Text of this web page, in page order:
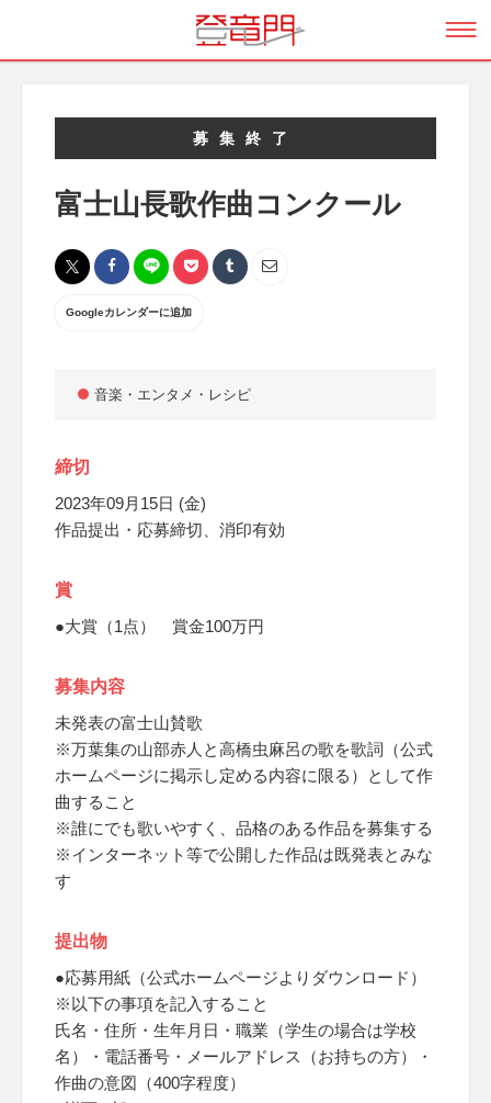
募集終了
富士山長歌作曲コンクール
Googleカレンダーに追加
音楽・エンタメ・レシピ
締切
2023年09月15日 (金)
作品提出・応募締切、消印有効
賞
●大賞（1点） 賞金100万円
募集内容
未発表の富士山賛歌
※万葉集の山部赤人と高橋虫麻呂の歌を歌詞（公式
ホームページに掲示し定める内容に限る）として作
曲すること
※誰にでも歌いやすく、品格のある作品を募集する
※インターネット等で公開した作品は既発表とみな
す
提出物
●応募用紙（公式ホームページよりダウンロード）
※以下の事項を記入すること
氏名・住所・生年月日・職業（学生の場合は学校
名）・電話番号・メールアドレス（お持ちの方）・
作曲の意図（400字程度）